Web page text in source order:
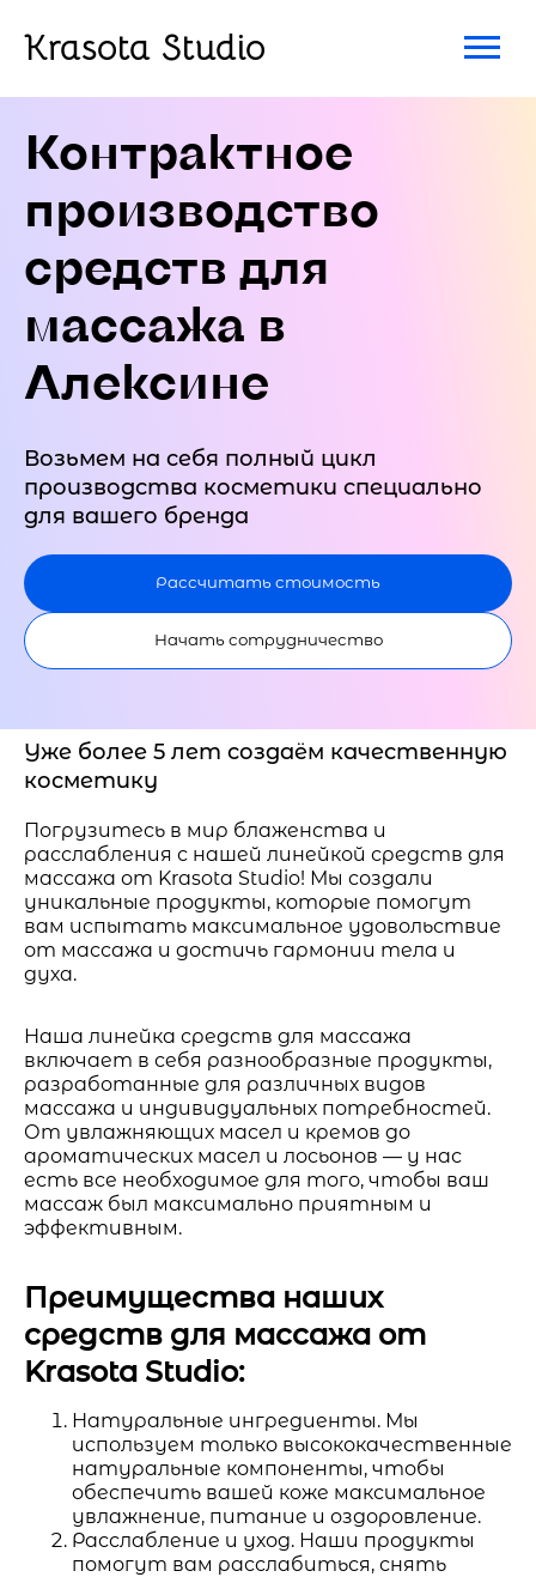
Krasota Studio
Контрактное
производство
средств для
массажа в
Алексине
Возьмем на себя полный цикл
производства косметики специально
для вашего бренда
Рассчитать стоимость
Начать сотрудничество
Уже более 5 лет создаём качественную
косметику
Погрузитесь в мир блаженства и
расслабления с нашей линейкой средств для
массажа от Krasota Studio! Мы создали
уникальные продукты, которые помогут
вам испытать максимальное удовольствие
от массажа и достичь гармонии тела и
духа.
Наша линейка средств для массажа
включает в себя разнообразные продукты,
разработанные для различных видов
массажа и индивидуальных потребностей.
От увлажняющих масел и кремов до
ароматических масел и лосьонов — у нас
есть все необходимое для того, чтобы ваш
массаж был максимально приятным и
эффективным.
Преимущества наших
средств для массажа от
Krasota Studio:
Натуральные ингредиенты. Мы
используем только высококачественные
натуральные компоненты, чтобы
обеспечить вашей коже максимальное
увлажнение, питание и оздоровление.
Расслабление и уход. Наши продукты
помогут вам расслабиться, снять